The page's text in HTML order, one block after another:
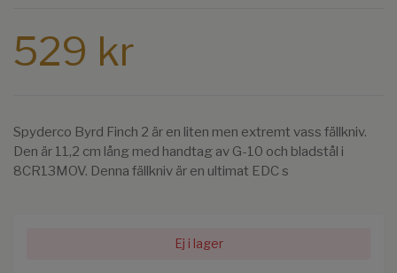
529 kr
Spyderco Byrd Finch 2 är en liten men extremt vass fällkniv.
Den är 11,2 cm lång med handtag av G-10 och bladstål i
8CR13MOV. Denna fällkniv är en ultimat EDC s
Ej i lager